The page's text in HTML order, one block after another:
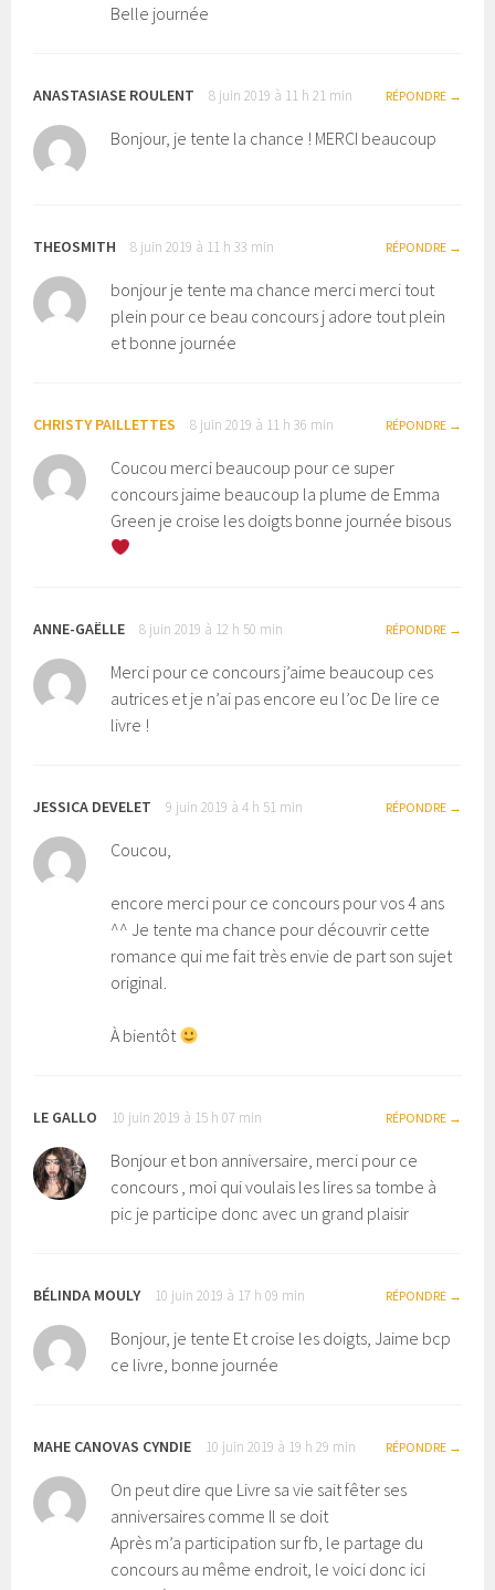
Belle journée
ANASTASIASE ROULENT 8 juin 2019 à 11 h 21 min RÉPONDRE
Bonjour, je tente la chance ! MERCI beaucoup
THEOSMITH 8 juin 2019 à 11 h 33 min RÉPONDRE
bonjour je tente ma chance merci merci tout
plein pour ce beau concours j adore tout plein
et bonne journée
CHRISTY PAILLETTES 8 juin 2019 à 11 h 36 min RÉPONDRE
Coucou merci beaucoup pour ce super
concours jaime beaucoup la plume de Emma
Green je croise les doigts bonne journée bisous
ANNE-GAËLLE 8 juin 2019 à 12 h 50 min RÉPONDRE
Merci pour ce concours j’aime beaucoup ces
autrices et je n’ai pas encore eu l’oc De lire ce
livre !
JESSICA DEVELET 9 juin 2019 à 4 h 51 min RÉPONDRE
Coucou,
encore merci pour ce concours pour vos 4 ans
^^ Je tente ma chance pour découvrir cette
romance qui me fait très envie de part son sujet
original.
À bientôt
LE GALLO 10 juin 2019 à 15 h 07 min RÉPONDRE
Bonjour et bon anniversaire, merci pour ce
concours , moi qui voulais les lires sa tombe à
pic je participe donc avec un grand plaisir
BÉLINDA MOULY 10 juin 2019 à 17 h 09 min RÉPONDRE
Bonjour, je tente Et croise les doigts, Jaime bcp
ce livre, bonne journée
MAHE CANOVAS CYNDIE 10 juin 2019 à 19 h 29 min RÉPONDRE
On peut dire que Livre sa vie sait fêter ses
anniversaires comme Il se doit
Après m’a participation sur fb, le partage du
concours au même endroit, le voici donc ici